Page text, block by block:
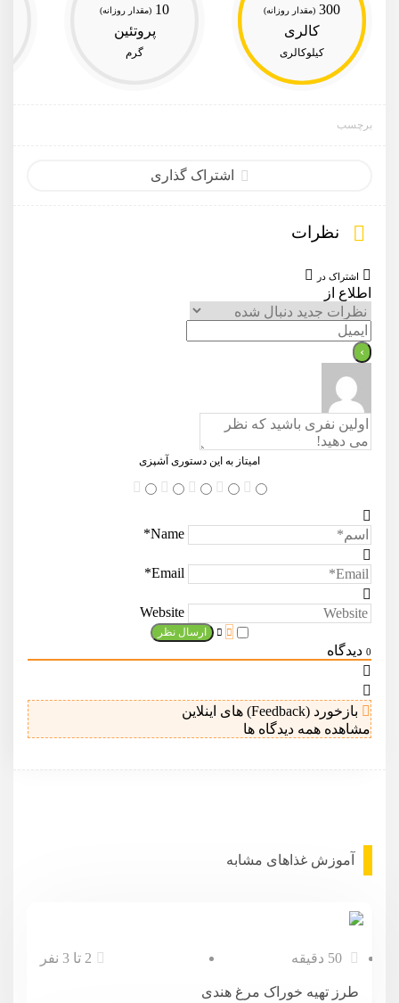
300 (مقدار روزانه)
کالری
کیلوکالری
10 (مقدار روزانه)
پروتئین
گرم
برچسب
اشتراک گذاری
نظرات
اشتراک در
اطلاع از
امیتاز به این دستوری آشپزی
Name*
Email*
Website
0 دیدگاه
بازخورد (Feedback) های اینلاین
مشاهده همه دیدگاه ها
آموزش غذا‌های مشابه
2 تا 3 نفر
طرز تهیه خوراک مرغ هندی